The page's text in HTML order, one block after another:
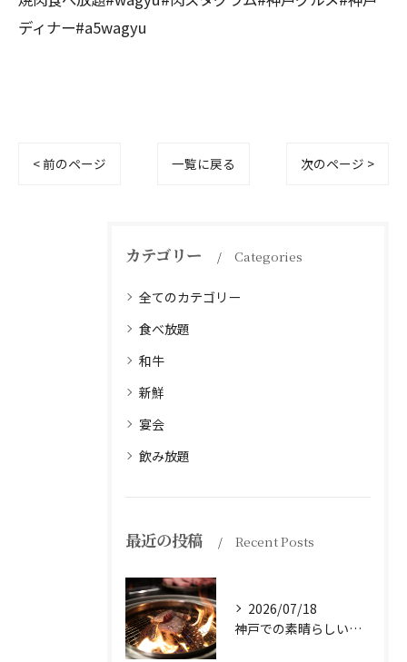
ディナー#a5wagyu
< 前のページ 一覧に戻る 次のページ >
カテゴリー Categories
全てのカテゴリー
食べ放題
和牛
新鮮
宴会
飲み放題
最近の投稿 Recent Posts
2026/07/18
神戸での素晴らしい体験をお探しですか？